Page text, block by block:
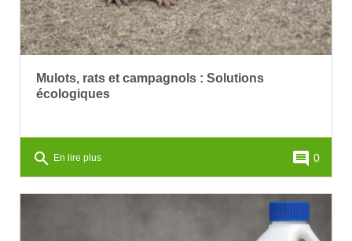
Mulots, rats et campagnols : Solutions
écologiques
search En lire plus comment 0